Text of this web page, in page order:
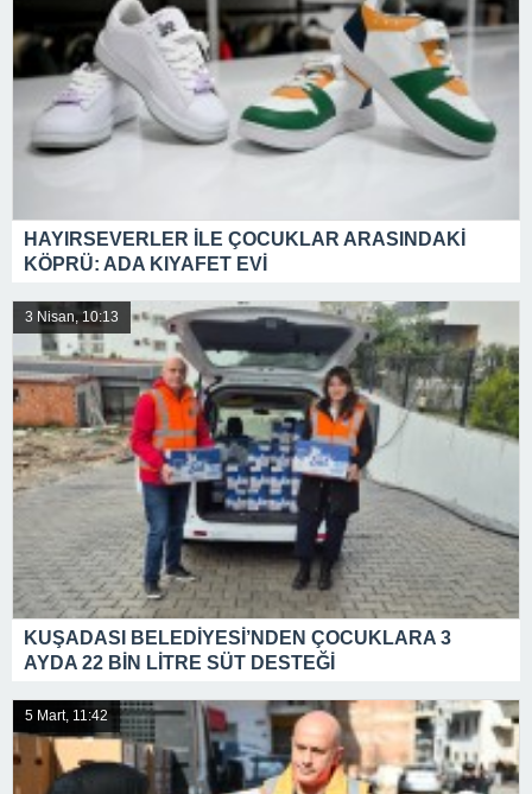
HAYIRSEVERLER İLE ÇOCUKLAR ARASINDAKİ
KÖPRÜ: ADA KIYAFET EVİ
3 Nisan, 10:13
KUŞADASI BELEDİYESİ’NDEN ÇOCUKLARA 3
AYDA 22 BİN LİTRE SÜT DESTEĞİ
5 Mart, 11:42